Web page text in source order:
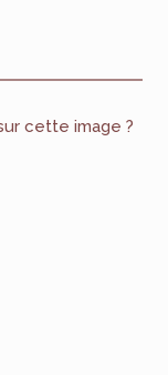
cette image ?